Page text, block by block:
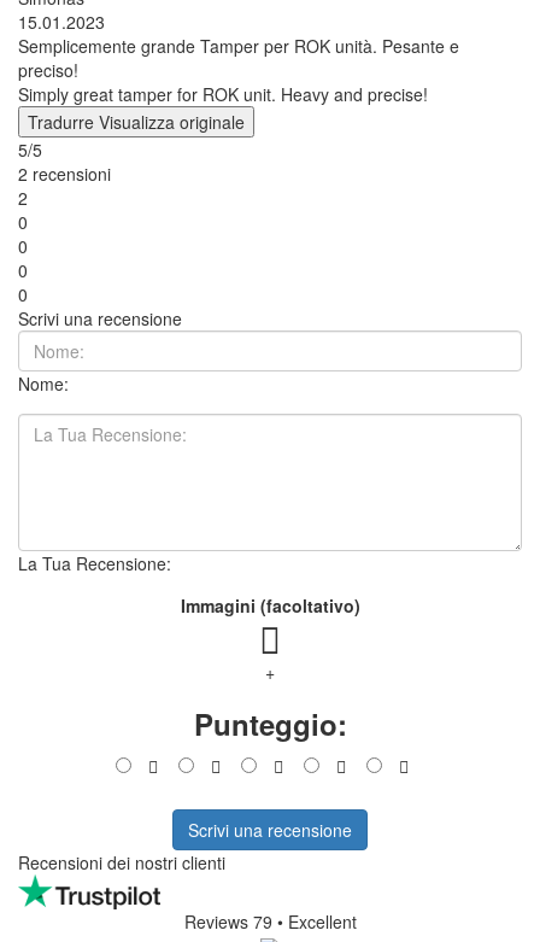
15.01.2023
Semplicemente grande Tamper per ROK unità. Pesante e
preciso!
Simply great tamper for ROK unit. Heavy and precise!
Tradurre Visualizza originale
5/5
2 recensioni
2
0
0
0
0
Scrivi una recensione
Nome:
La Tua Recensione:
Immagini (facoltativo)
+
Punteggio:
Scrivi una recensione
Recensioni dei nostri clienti
Reviews 79 • Excellent